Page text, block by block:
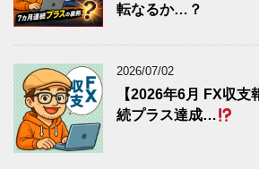
転なるか…？
2026/07/02
【2026年6月 FX収
続プラス達成…